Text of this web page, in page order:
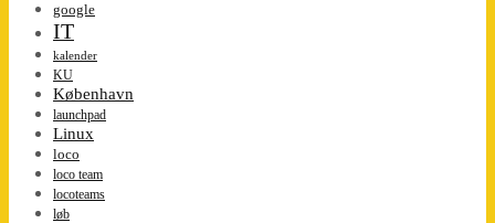
google
IT
kalender
KU
København
launchpad
Linux
loco
loco team
locoteams
løb